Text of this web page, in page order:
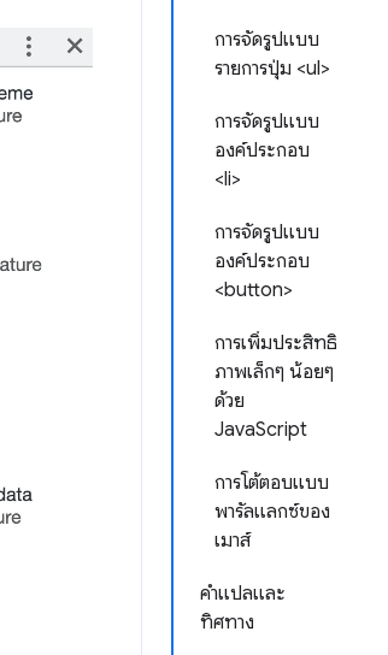
การจัดรูปแบบ
รายการปุ่ม <ul>
การจัดรูปแบบ
องค์ประกอบ
<li>
การจัดรูปแบบ
องค์ประกอบ
<button>
การเพิ่มประสิทธิ
ภาพเล็กๆ น้อยๆ
ด้วย
JavaScript
การโต้ตอบแบบ
พารัลแลกซ์ของ
เมาส์
คำแปลและ
ทิศทาง